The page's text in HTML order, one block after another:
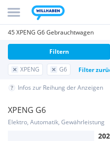
45 XPENG G6 Gebrauchtwagen
XPENG G6 Filter
Filtern
Infos zur Reihung der Anzeigen
XPENG G6
Elektro, Automatik, Gewährleistung